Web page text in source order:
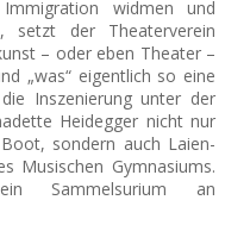
widmen und
setzt der Theaterverein
– oder eben Theater –
„was“ eigentlich so eine
Inszenierung unter der
Heidegger nicht nur
sondern auch Laien-
Musischen Gymnasiums.
Sammelsurium an